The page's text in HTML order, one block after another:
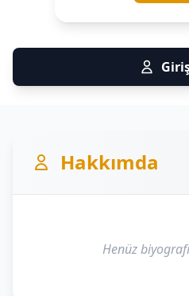
Hakkımda
Henüz